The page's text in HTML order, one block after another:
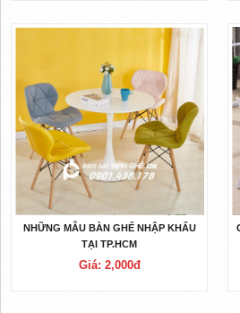
NHỮNG MẪU BÀN GHẾ NHẬP KHẨU
TẠI TP.HCM
Giá: 2,000đ